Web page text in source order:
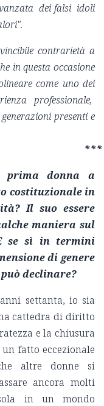
dei falsi idoli
contrarietà a
in questa occasione
come uno dei
professionale,
presenti e
prima donna a
costituzionale in
Il suo essere
maniera sul
se sì in termini
di genere
declinare?
settanta, io sia
cattedra di diritto
e la chiusura
fatto eccezionale
altre donne si
ancora molti
in un mondo